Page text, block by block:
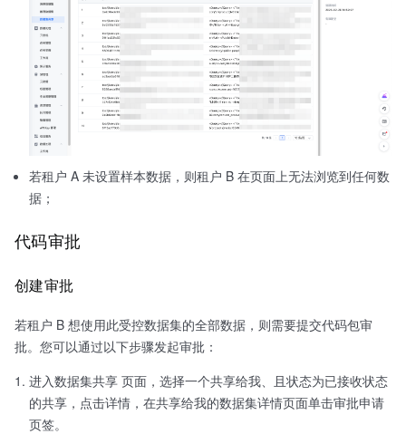
若租户 A 未设置样本数据，则租户 B 在页面上无法浏览到任何数
据；
代码审批
创建审批
若租户 B 想使用此受控数据集的全部数据，则需要提交代码包审
批。您可以通过以下步骤发起审批：
进入数据集共享 页面，选择一个共享给我、且状态为已接收状态
的共享，点击详情，在共享给我的数据集详情页面单击审批申请
页签。